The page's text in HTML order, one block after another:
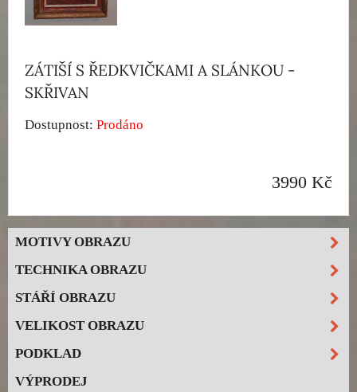
ZÁTIŠÍ S ŘEDKVIČKAMI A SLÁNKOU -
SKŘIVAN
Dostupnost: Prodáno
3990 Kč
MOTIVY OBRAZU
TECHNIKA OBRAZU
STÁŘÍ OBRAZU
VELIKOST OBRAZU
PODKLAD
VÝPRODEJ